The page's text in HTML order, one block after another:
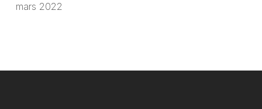
mars 2022